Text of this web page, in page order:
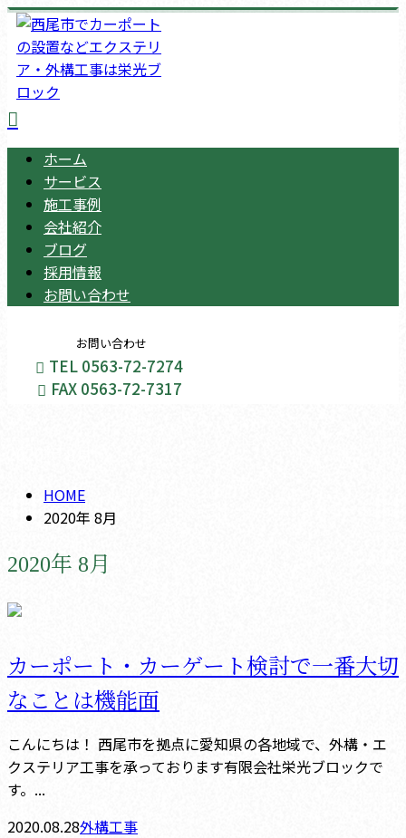
ホーム
サービス
施工事例
会社紹介
ブログ
採用情報
お問い合わせ
お問い合わせ
TEL 0563-72-7274
FAX 0563-72-7317
HOME
2020年 8月
2020年 8月
カーポート・カーゲート検討で一番大切
なことは機能面
こんにちは！ 西尾市を拠点に愛知県の各地域で、外構・エ
クステリア工事を承っております有限会社栄光ブロックで
す。...
2020.08.28外構工事